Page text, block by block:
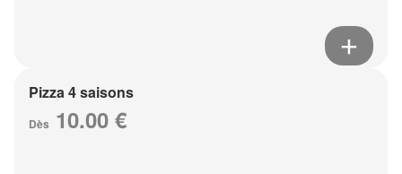
Pizza 4 saisons
Dès 10.00 €